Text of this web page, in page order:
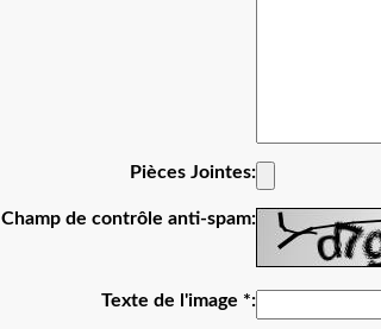
Pièces Jointes
Champ de contrôle anti-spam
Texte de l'image *